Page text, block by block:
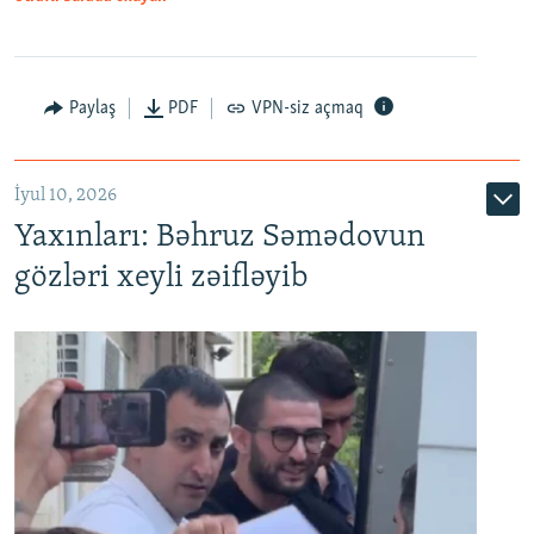
Paylaş PDF VPN-siz açmaq
İyul 10, 2026
Yaxınları: Bəhruz Səmədovun
gözləri xeyli zəifləyib